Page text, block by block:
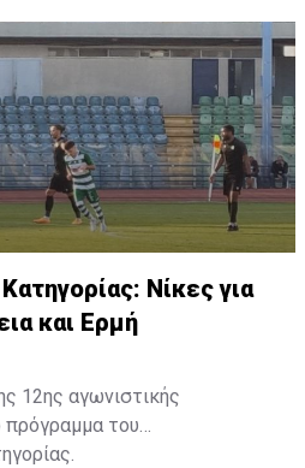
Νίκες για
και Ερμή
12ης αγωνιστικής
πρόγραμμα του